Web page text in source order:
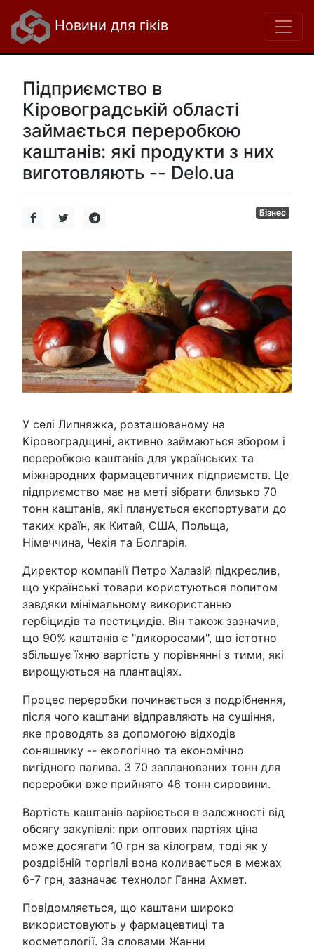
Новини для гіків
Підприємство в
Кіровоградській області
займається переробкою
каштанів: які продукти з них
виготовляють -- Delo.ua
Бізнес
У селі Липняжка, розташованому на
Кіровоградщині, активно займаються збором і
переробкою каштанів для українських та
міжнародних фармацевтичних підприємств. Це
підприємство має на меті зібрати близько 70
тонн каштанів, які планується експортувати до
таких країн, як Китай, США, Польща,
Німеччина, Чехія та Болгарія.
Директор компанії Петро Халазій підкреслив,
що українські товари користуються попитом
завдяки мінімальному використанню
гербіцидів та пестицидів. Він також зазначив,
що 90% каштанів є "дикоросами", що істотно
збільшує їхню вартість у порівнянні з тими, які
вирощуються на плантаціях.
Процес переробки починається з подрібнення,
після чого каштани відправляють на сушіння,
яке проводять за допомогою відходів
соняшнику -- екологічно та економічно
вигідного палива. З 70 запланованих тонн для
переробки вже прийнято 46 тонн сировини.
Вартість каштанів варіюється в залежності від
обсягу закупівлі: при оптових партіях ціна
може досягати 10 грн за кілограм, тоді як у
роздрібній торгівлі вона коливається в межах
6-7 грн, зазначає технолог Ганна Ахмет.
Повідомляється, що каштани широко
використовують у фармацевтиці та
косметології. За словами Жанни